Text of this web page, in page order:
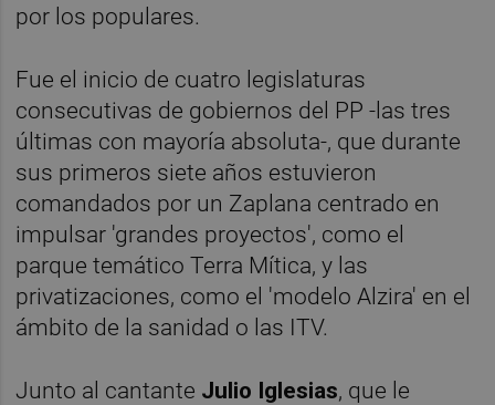
por los populares.
Fue el inicio de cuatro legislaturas
consecutivas de gobiernos del PP -las tres
últimas con mayoría absoluta-, que durante
sus primeros siete años estuvieron
comandados por un Zaplana centrado en
impulsar 'grandes proyectos', como el
parque temático Terra Mítica, y las
privatizaciones, como el 'modelo Alzira' en el
ámbito de la sanidad o las ITV.
Junto al cantante Julio Iglesias, que le